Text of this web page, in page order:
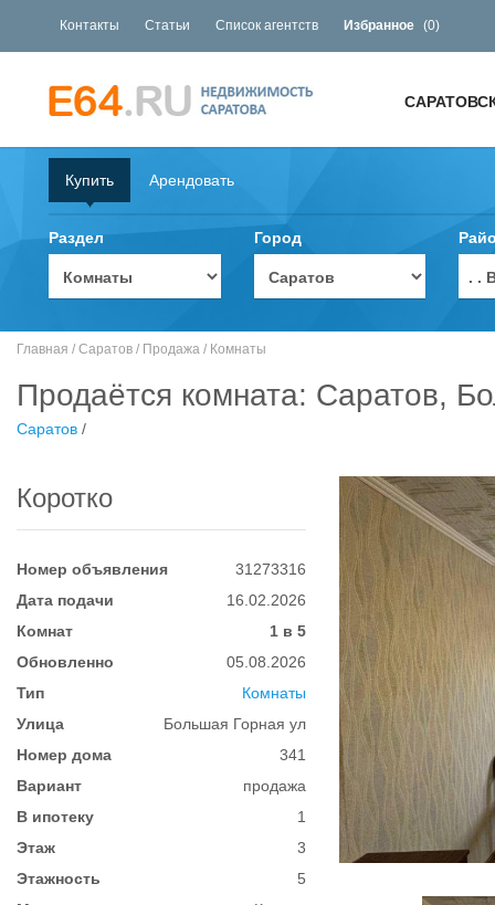
Контакты Статьи Список агентств Избранное (0)
Купить Арендовать
Раздел Город
. .
Главная / Саратов / Продажа / Комнаты
Продаётся комната: Саратов,
Саратов /
Коротко
Номер объявления
31273316
Дата подачи
16.02.2026
Комнат
1 в 5
Обновленно
05.08.2026
Тип
Комнаты
Улица
Большая Горная ул
Номер дома
341
Вариант
продажа
В ипотеку
1
Этаж
3
Этажность
5